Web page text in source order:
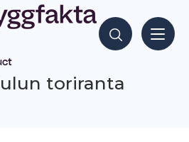
Hae sisältöjä
toriranta